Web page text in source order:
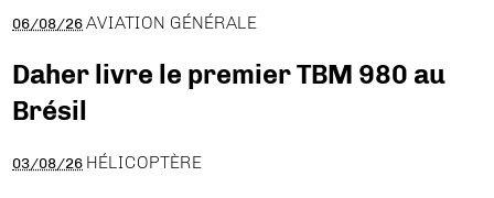
06/08/26 AVIATION GÉNÉRALE
Daher livre le premier TBM 980 au
Brésil
03/08/26 HÉLICOPTÈRE